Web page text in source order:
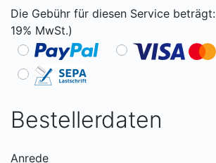
Die Gebühr für diesen Service beträgt:
19% MwSt.)
Bestellerdaten
Anrede